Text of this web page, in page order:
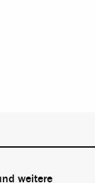
weitere